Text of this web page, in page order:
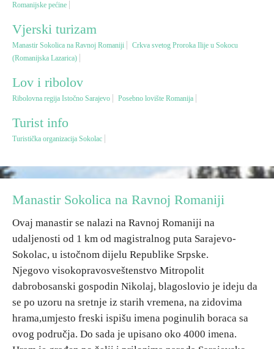
Avantura
Eko turizam
Kulturni turizam
Gastronomija
Lov i ribolov
Seoski turizam
Omladinski turizam
Destinacije
Spisak destinacija
Mapa destinacija
Romanijske pećine
Vjerski turizam
Manastir Sokolica na Ravnoj Romaniji
Crkva svetog Proroka Ilije u Sokocu
(Romanijska Lazarica)
Lov i ribolov
Ribolovna regija Istočno Sarajevo Posebno lovište Romanija
Turist info
Turistička organizacija Sokolac
Manastir Sokolica na Ravnoj Romaniji
Ovaj manastir se nalazi na Ravnoj Romaniji na
udaljenosti od 1 km od magistralnog puta Sarajevo-
Sokolac, u istočnom dijelu Republike Srpske.
Njegovo visokopravosveštenstvo Mitropolit
dabrobosanski gospodin Nikolaj, blagoslovio je ideju da
se po uzoru na sretnje iz starih vremena, na zidovima
hrama,umjesto freski ispišu imena poginulih boraca sa
ovog područja. Do sada je upisano oko 4000 imena.